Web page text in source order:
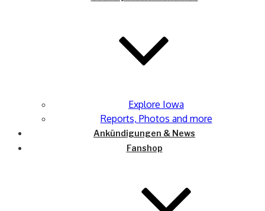
Explore Iowa
Reports, Photos and more
Ankündigungen & News
Fanshop